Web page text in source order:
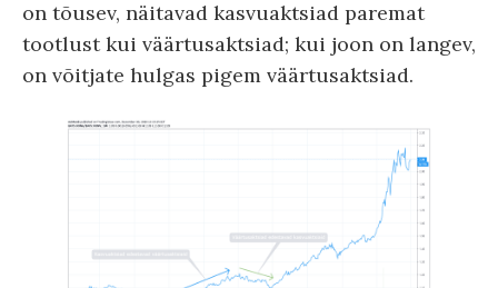
on tõusev, näitavad kasvuaktsiad paremat
tootlust kui väärtusaktsiad; kui joon on langev,
on võitjate hulgas pigem väärtusaktsiad.